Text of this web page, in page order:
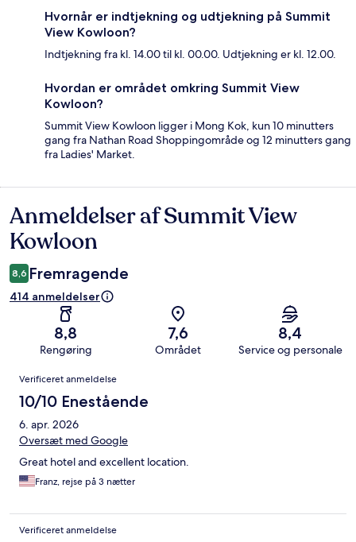
Hvornår er indtjekning og udtjekning på Summit
View Kowloon?
Indtjekning fra kl. 14.00 til kl. 00.00. Udtjekning er kl. 12.00.
Hvordan er området omkring Summit View
Kowloon?
Summit View Kowloon ligger i Mong Kok, kun 10 minutters
gang fra Nathan Road Shoppingområde og 12 minutters gang
fra Ladies' Market.
Anmeldelser
Anmeldelser af Summit View
Kowloon
8,6 Fremragende
414 anmeldelser
8,8
Rengøring
7,6
Området
8,4
Service og personale
Anmeldelser
Verificeret anmeldelse
10/10 Enestående
6. apr. 2026
Oversæt med Google
Great hotel and excellent location.
Franz, rejse på 3 nætter
Verificeret anmeldelse